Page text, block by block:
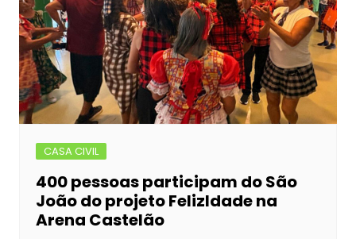
CASA CIVIL
400 pessoas participam do São
João do projeto FelizIdade na
Arena Castelão